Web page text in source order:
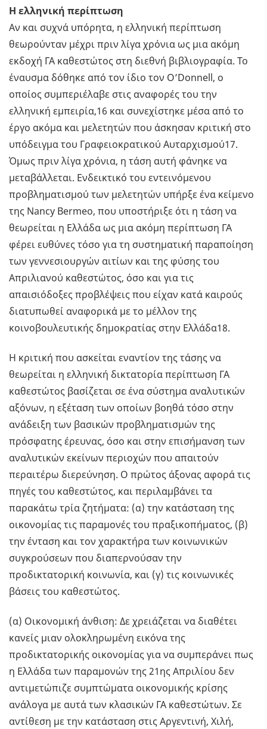
Η ελληνική περίπτωση
Αν και συχνά υπόρητα, η ελληνική περίπτωση
θεωρούνταν μέχρι πριν λίγα χρόνια ως μια ακόμη
εκδοχή ΓΑ καθεστώτος στη διεθνή βιβλιογραφία. Το
έναυσμα δόθηκε από τον ίδιο τον O’Donnell, o
οποίος συμπεριέλαβε στις αναφορές του την
ελληνική εμπειρία,16 και συνεχίστηκε μέσα από το
έργο ακόμα και μελετητών που άσκησαν κριτική στο
υπόδειγμα του Γραφειοκρατικού Αυταρχισμού17.
Όμως πριν λίγα χρόνια, η τάση αυτή φάνηκε να
μεταβάλλεται. Ενδεικτικό του εντεινόμενου
προβληματισμού των μελετητών υπήρξε ένα κείμενο
της Nancy Bermeo, που υποστήριξε ότι η τάση να
θεωρείται η Ελλάδα ως μια ακόμη περίπτωση ΓΑ
φέρει ευθύνες τόσο για τη συστηματική παραποίηση
των γεννεσιουργών αιτίων και της φύσης του
Απριλιανού καθεστώτος, όσο και για τις
απαισιόδοξες προβλέψεις που είχαν κατά καιρούς
διατυπωθεί αναφορικά με το μέλλον της
κοινοβουλευτικής δημοκρατίας στην Ελλάδα18.
Η κριτική που ασκείται εναντίον της τάσης να
θεωρείται η ελληνική δικτατορία περίπτωση ΓΑ
καθεστώτος βασίζεται σε ένα σύστημα αναλυτικών
αξόνων, η εξέταση των οποίων βοηθά τόσο στην
ανάδειξη των βασικών προβληματισμών της
πρόσφατης έρευνας, όσο και στην επισήμανση των
αναλυτικών εκείνων περιοχών που απαιτούν
περαιτέρω διερεύνηση. Ο πρώτος άξονας αφορά τις
πηγές του καθεστώτος, και περιλαμβάνει τα
παρακάτω τρία ζητήματα: (α) την κατάσταση της
οικονομίας τις παραμονές του πραξικοπήματος, (β)
την ένταση και τον χαρακτήρα των κοινωνικών
συγκρούσεων που διαπερνούσαν την
προδικτατορική κοινωνία, και (γ) τις κοινωνικές
βάσεις του καθεστώτος.
(α) Οικονομική άνθιση: Δε χρειάζεται να διαθέτει
κανείς μιαν ολοκληρωμένη εικόνα της
προδικτατορικής οικονομίας για να συμπεράνει πως
η Ελλάδα των παραμονών της 21ης Απριλίου δεν
αντιμετώπιζε συμπτώματα οικονομικής κρίσης
ανάλογα με αυτά των κλασικών ΓΑ καθεστώτων. Σε
αντίθεση με την κατάσταση στις Αργεντινή, Χιλή,